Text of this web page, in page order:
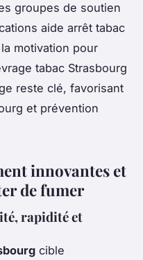
groupes de soutien
aide arrêt tabac
motivation pour
tabac Strasbourg
reste clé, favorisant
et prévention
innovantes et
de fumer
rapidité et
cible